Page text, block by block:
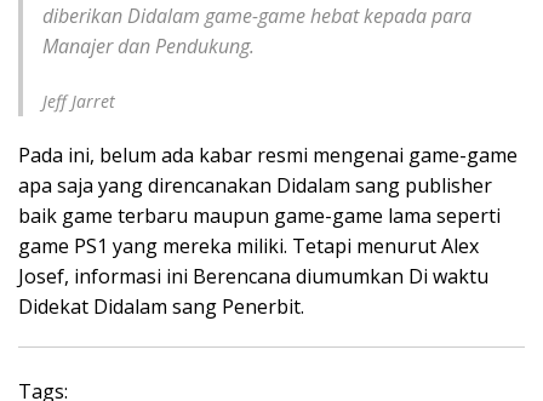
diberikan Didalam game-game hebat kepada para
Manajer dan Pendukung.
Jeff Jarret
Pada ini, belum ada kabar resmi mengenai game-game
apa saja yang direncanakan Didalam sang publisher
baik game terbaru maupun game-game lama seperti
game PS1 yang mereka miliki. Tetapi menurut Alex
Josef, informasi ini Berencana diumumkan Di waktu
Didekat Didalam sang Penerbit.
Tags: